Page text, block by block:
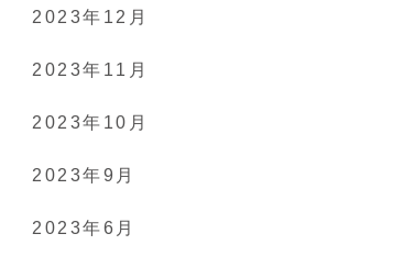
2023年12月
2023年11月
2023年10月
2023年9月
2023年6月